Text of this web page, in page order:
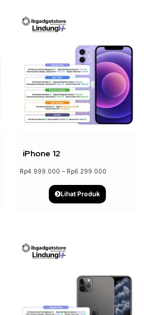
↓ 21%
iPhone 12
Rp4.999.000 – Rp6.299.000
Lihat Produk